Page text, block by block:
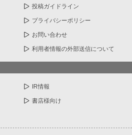
投稿ガイドライン
プライバシーポリシー
お問い合わせ
利用者情報の外部送信について
IR情報
書店様向け